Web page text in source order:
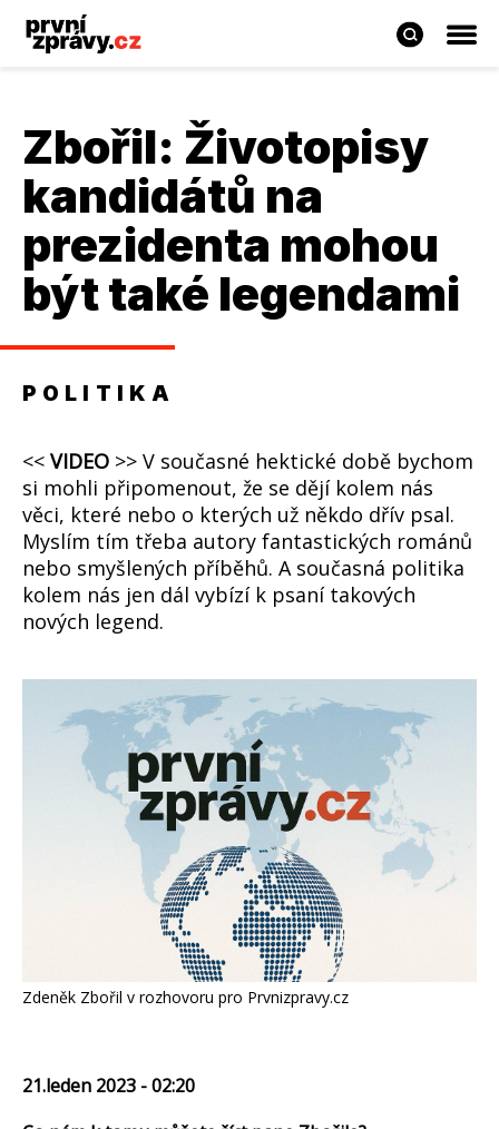
Zbořil: Životopisy
kandidátů na
prezidenta mohou
být také legendami
POLITIKA
<< VIDEO >> V současné hektické době bychom
si mohli připomenout, že se dějí kolem nás
věci, které nebo o kterých už někdo dřív psal.
Myslím tím třeba autory fantastických románů
nebo smyšlených příběhů. A současná politika
kolem nás jen dál vybízí k psaní takových
nových legend.
Zdeněk Zbořil v rozhovoru pro Prvnizpravy.cz
21.leden 2023 - 02:20